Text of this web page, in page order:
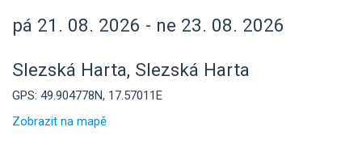
pá 21. 08. 2026 - ne 23. 08. 2026
Slezská Harta, Slezská Harta
GPS: 49.904778N, 17.57011E
Zobrazit na mapě